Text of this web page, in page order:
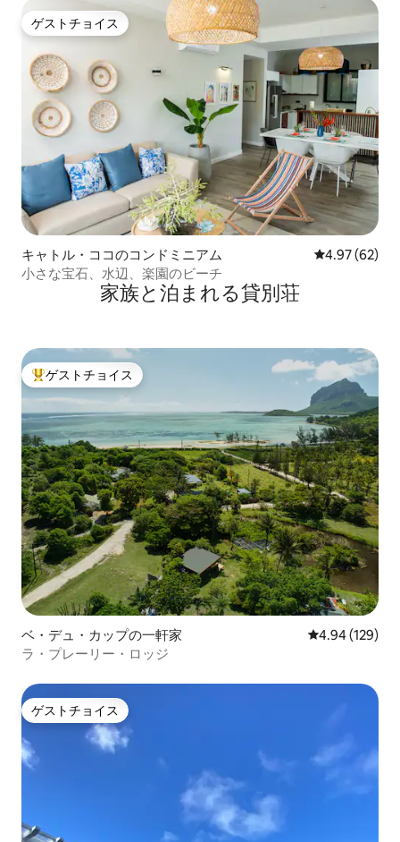
ゲストチョイス
ゲストチョイス
キャトル・ココのコンドミニアム レビュー62
4.97 (62)
小さな宝石、水辺、楽園のビーチ
家族と泊まれる貸別荘
大好評のゲストチョイスです。
ゲストチョイス
ベ・デュ・カップの一軒家 レビュー129
4.94 (129)
ラ・プレーリー・ロッジ
ゲストチョイス
ゲストチョイス